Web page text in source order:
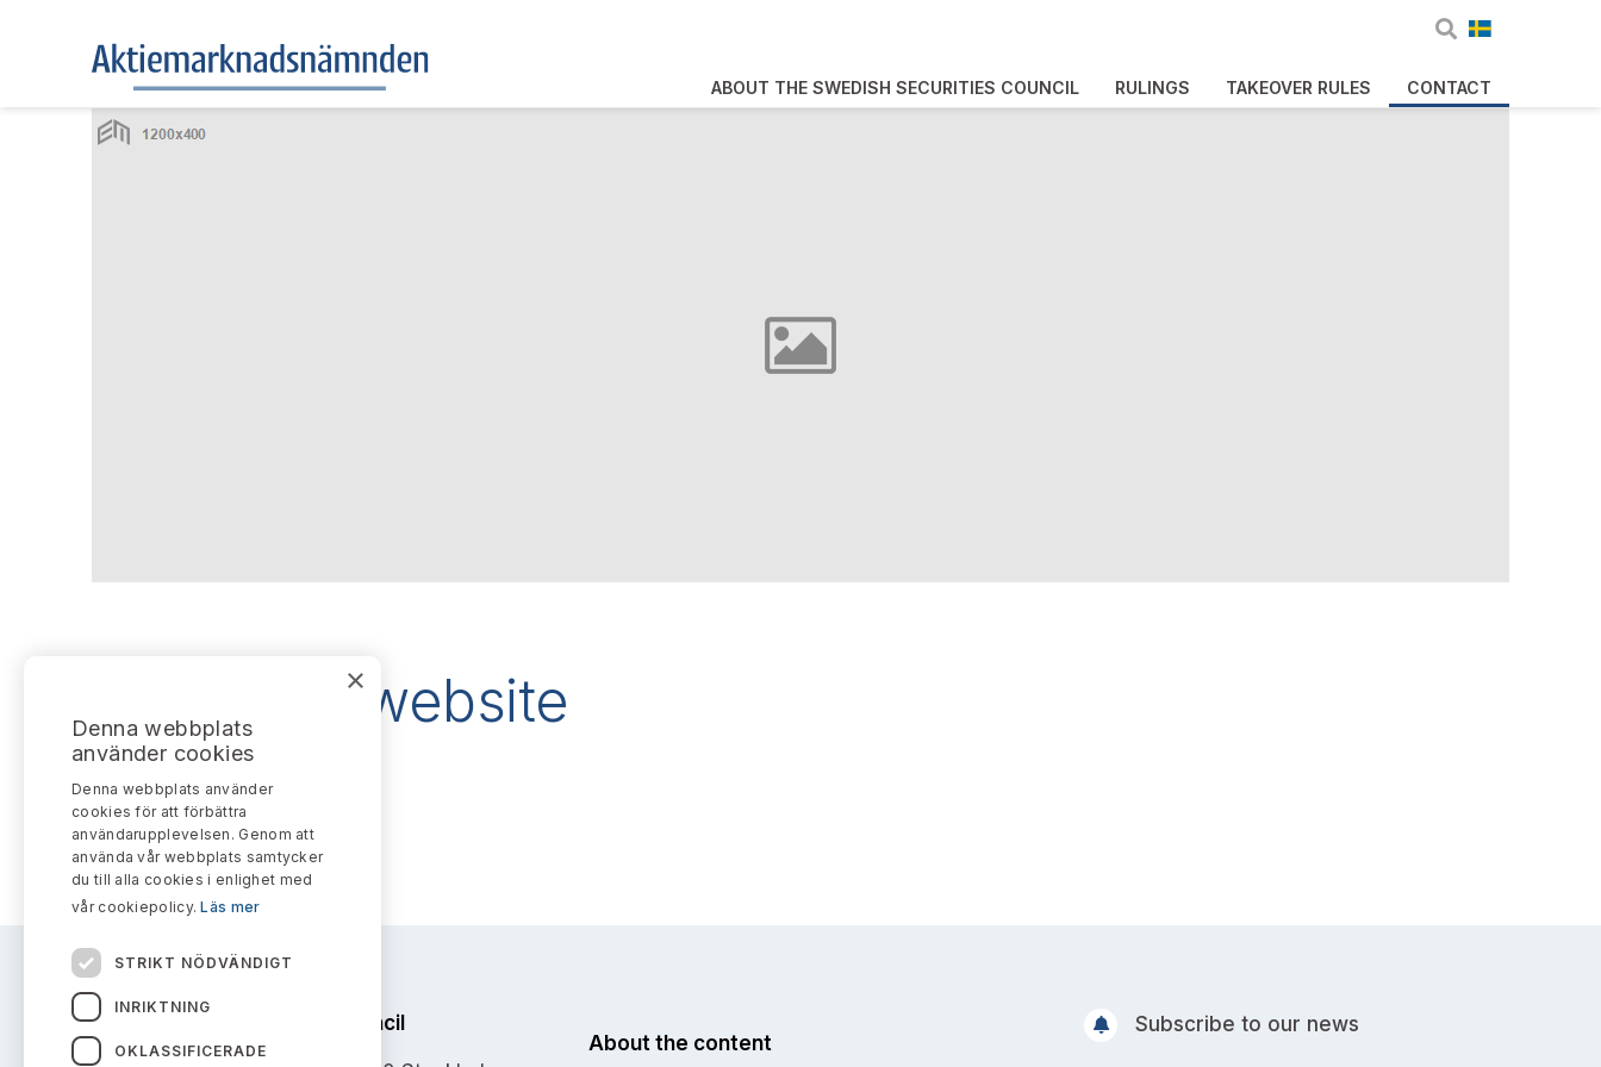
ABOUT THE SWEDISH SECURITIES COUNCIL RULINGS TAKEOVER RULES CONTACT
About the website
The Swedish Securities Council
About the content
Subscribe to our news
×
Denna webbplats
använder cookies
Denna webbplats använder
cookies för att förbättra
användarupplevelsen. Genom att
använda vår webbplats samtycker
du till alla cookies i enlighet med
vår cookiepolicy.Läs mer
STRIKT NÖDVÄNDIGT
INRIKTNING
OKLASSIFICERADE